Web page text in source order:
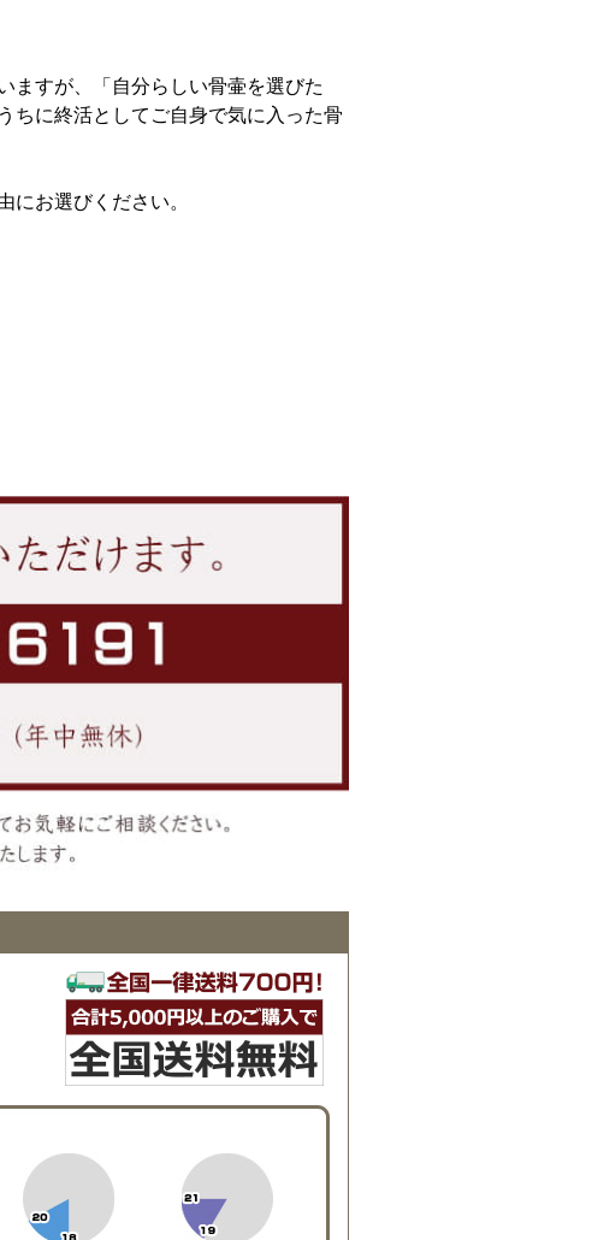
ますが、「自分らしい骨壷を選びた
ちに終活としてご自身で気に入った骨
にお選びください。